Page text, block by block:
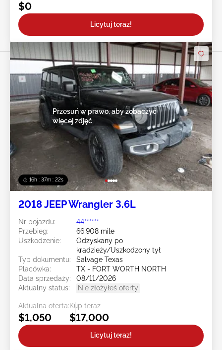
$0
Licytuj teraz!
16h : 37m : 19s
Przesuń w prawo, aby zobaczyć
więcej zdjęć
2018 JEEP Wrangler 3.6L
Nr pojazdu:
44******
Przebieg:
66,908 mile
Uszkodzenie:
Odzyskany po
kradzieży/Uszkodzony tył
Typ dokumentu:
Salvage Texas
Placówka:
TX - FORT WORTH NORTH
Data sprzedaży:
08/11/2026
Aktualny status:
Nie złożyłeś oferty
Aktualna oferta:
$1,050
Kup teraz
$17,000
Licytuj teraz!